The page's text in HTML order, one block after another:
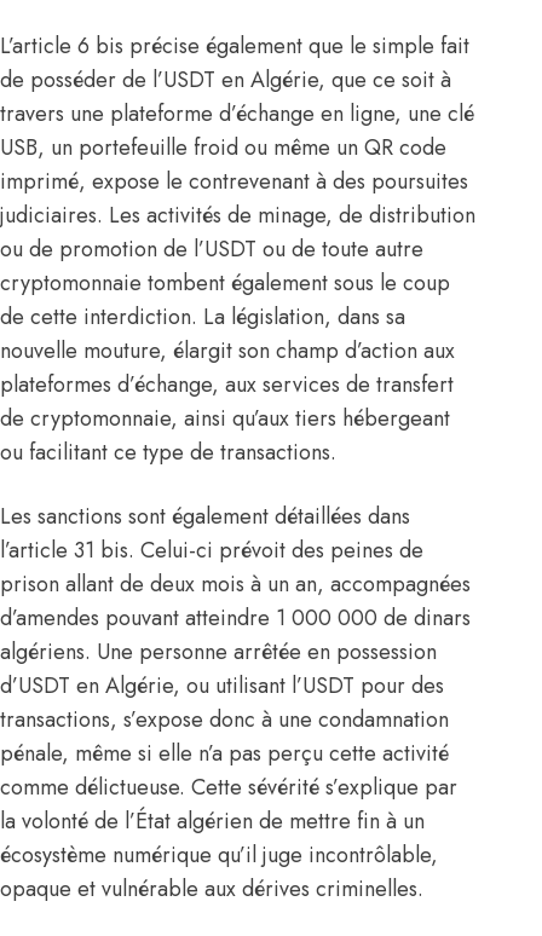
L’article 6 bis précise également que le simple fait
de posséder de l’USDT en Algérie, que ce soit à
travers une plateforme d’échange en ligne, une clé
USB, un portefeuille froid ou même un QR code
imprimé, expose le contrevenant à des poursuites
judiciaires. Les activités de minage, de distribution
ou de promotion de l’USDT ou de toute autre
cryptomonnaie tombent également sous le coup
de cette interdiction. La législation, dans sa
nouvelle mouture, élargit son champ d’action aux
plateformes d’échange, aux services de transfert
de cryptomonnaie, ainsi qu’aux tiers hébergeant
ou facilitant ce type de transactions.
Les sanctions sont également détaillées dans
l’article 31 bis. Celui-ci prévoit des peines de
prison allant de deux mois à un an, accompagnées
d’amendes pouvant atteindre 1 000 000 de dinars
algériens. Une personne arrêtée en possession
d’USDT en Algérie, ou utilisant l’USDT pour des
transactions, s’expose donc à une condamnation
pénale, même si elle n’a pas perçu cette activité
comme délictueuse. Cette sévérité s’explique par
la volonté de l’État algérien de mettre fin à un
écosystème numérique qu’il juge incontrôlable,
opaque et vulnérable aux dérives criminelles.